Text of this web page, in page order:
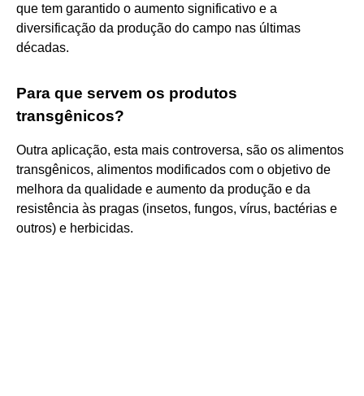
que tem garantido o aumento significativo e a
diversificação da produção do campo nas últimas
décadas.
Para que servem os produtos
transgênicos?
Outra aplicação, esta mais controversa, são os alimentos
transgênicos, alimentos modificados com o objetivo de
melhora da qualidade e aumento da produção e da
resistência às pragas (insetos, fungos, vírus, bactérias e
outros) e herbicidas.